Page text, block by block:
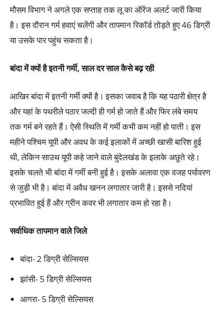
मौसम विभाग ने अगले एक सप्ताह तक लू का ऑरेंज अलर्ट जारी किया
है। इस दौरान गर्म हवाएं चलेंगी और तापमान रिकॉर्ड तोड़ते हुए 46 डिग्री
या उसके पार पहुंच सकता है।
बांदा में क्यों है इतनी गर्मी, साल दर साल कैसे बढ़ रही
आखिर बांदा में इतनी गर्मी क्यों है। इसका जवाब है कि यह पठारी क्षेत्र है
और यहां के पथरीले पठार जल्दी ही गर्म हो जाते हैं और फिर लंबे समय
तक गर्म बने रहते हैं। ऐसी स्थिति में गर्मी कभी कम नहीं हो पाती। इस
महीने पश्चिम यूपी और अवध के कई इलाकों में अच्छी खासी बारिश हुई
थी, लेकिन साउथ यूपी कहे जाने वाले बुंदेलखंड के इलाके अछूते रहे।
इसके चलते भी बांदा में गर्मी बनी हुई है। इसके अलावा एक वजह पर्यावरण
से जुड़ी भी है। बांदा में अवैध खनन लगातार जारी है। इससे नदियां
प्रभावित हुई हैं और ग्रीन कवर भी लगातार कम हो रहा है।
सर्वाधिक तापमान वाले जिले
बांदा- 2 डिग्री सेल्सियस
झांसी- 5 डिग्री सेल्सियस
आगरा- 5 डिग्री सेल्सियस